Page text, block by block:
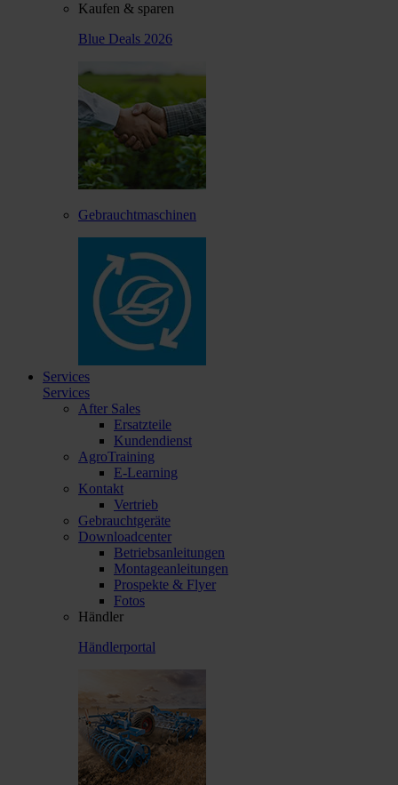
Kaufen & sparen
Blue Deals 2026
Gebrauchtmaschinen
Services
Services
After Sales
Ersatzteile
Kundendienst
AgroTraining
E-Learning
Kontakt
Vertrieb
Gebrauchtgeräte
Downloadcenter
Betriebsanleitungen
Montageanleitungen
Prospekte & Flyer
Fotos
Händler
Händlerportal